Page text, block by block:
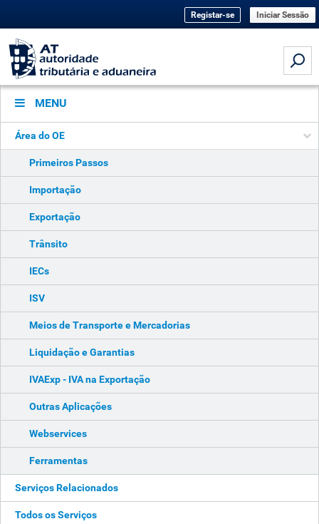
Registar-se Iniciar Sessão
MENU
Área do OE
Primeiros Passos
Importação
Exportação
Trânsito
IECs
ISV
Meios de Transporte e Mercadorias
Liquidação e Garantias
IVAExp - IVA na Exportação
Outras Aplicações
Webservices
Ferramentas
Serviços Relacionados
Todos os Serviços